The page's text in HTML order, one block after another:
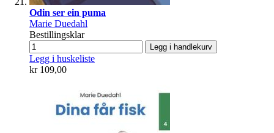
Odin ser ein puma
Marie Duedahl
Bestillingsklar
Legg i handlekurv
Legg i huskeliste
kr 109,00